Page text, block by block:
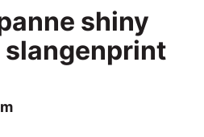
shiny